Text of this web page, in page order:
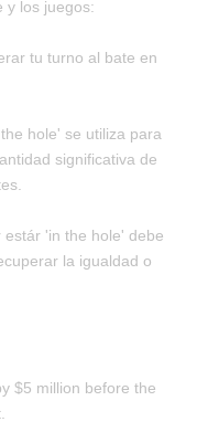
y los juegos:
tu turno al bate en
hole' se utiliza para
significativa de
'in the hole' debe
la igualdad o
$5 million before the